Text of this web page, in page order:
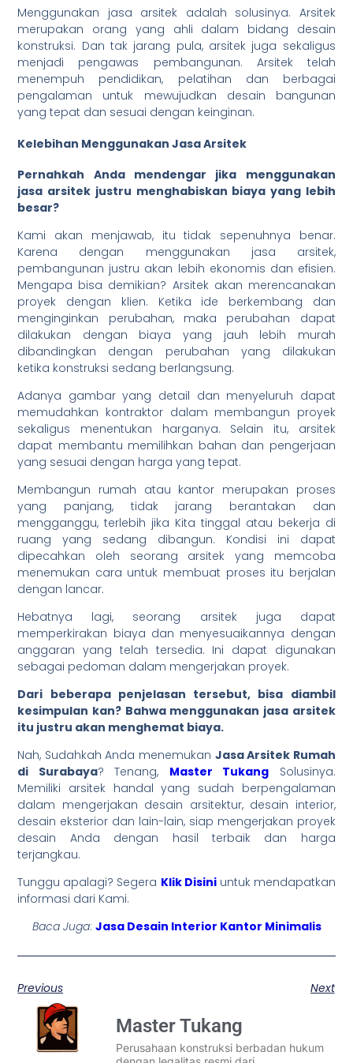
Menggunakan jasa arsitek adalah solusinya. Arsitek
merupakan orang yang ahli dalam bidang desain
konstruksi. Dan tak jarang pula, arsitek juga sekaligus
menjadi pengawas pembangunan. Arsitek telah
menempuh pendidikan, pelatihan dan berbagai
pengalaman untuk mewujudkan desain bangunan
yang tepat dan sesuai dengan keinginan.
Kelebihan Menggunakan Jasa Arsitek
Pernahkah Anda mendengar jika menggunakan
jasa arsitek justru menghabiskan biaya yang lebih
besar?
Kami akan menjawab, itu tidak sepenuhnya benar.
Karena dengan menggunakan jasa arsitek,
pembangunan justru akan lebih ekonomis dan efisien.
Mengapa bisa demikian? Arsitek akan merencanakan
proyek dengan klien. Ketika ide berkembang dan
menginginkan perubahan, maka perubahan dapat
dilakukan dengan biaya yang jauh lebih murah
dibandingkan dengan perubahan yang dilakukan
ketika konstruksi sedang berlangsung.
Adanya gambar yang detail dan menyeluruh dapat
memudahkan kontraktor dalam membangun proyek
sekaligus menentukan harganya. Selain itu, arsitek
dapat membantu memilihkan bahan dan pengerjaan
yang sesuai dengan harga yang tepat.
Membangun rumah atau kantor merupakan proses
yang panjang, tidak jarang berantakan dan
mengganggu, terlebih jika Kita tinggal atau bekerja di
ruang yang sedang dibangun. Kondisi ini dapat
dipecahkan oleh seorang arsitek yang memcoba
menemukan cara untuk membuat proses itu berjalan
dengan lancar.
Hebatnya lagi, seorang arsitek juga dapat
memperkirakan biaya dan menyesuaikannya dengan
anggaran yang telah tersedia. Ini dapat digunakan
sebagai pedoman dalam mengerjakan proyek.
Dari beberapa penjelasan tersebut, bisa diambil
kesimpulan kan? Bahwa menggunakan jasa arsitek
itu justru akan menghemat biaya.
Nah, Sudahkah Anda menemukan Jasa Arsitek Rumah
di Surabaya? Tenang, Master Tukang Solusinya.
Memiliki arsitek handal yang sudah berpengalaman
dalam mengerjakan desain arsitektur, desain interior,
desain eksterior dan lain-lain, siap mengerjakan proyek
desain Anda dengan hasil terbaik dan harga
terjangkau.
Tunggu apalagi? Segera Klik Disiniuntuk mendapatkan
informasi dari Kami.
Baca Juga: Jasa Desain Interior Kantor Minimalis
Previous Next
Master Tukang
Perusahaan konstruksi berbadan hukum